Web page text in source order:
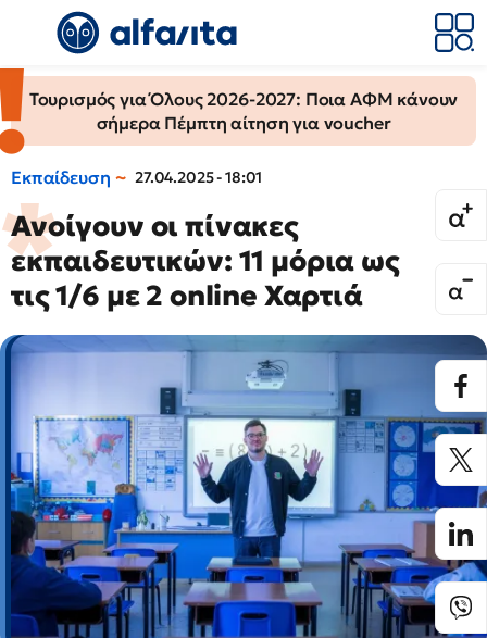
Τουρισμός για Όλους 2026-2027: Ποια ΑΦΜ κάνουν
σήμερα Πέμπτη αίτηση για voucher
Εκπαίδευση 27.04.2025 - 18:01
Ανοίγουν οι πίνακες
εκπαιδευτικών: 11 μόρια ως
τις 1/6 με 2 online Χαρτιά